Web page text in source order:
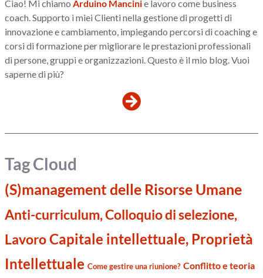
Ciao! Mi chiamoArduino Mancinie lavoro come business
coach. Supporto i miei Clienti nella gestione di progetti di
innovazione e cambiamento, impiegando percorsi di coaching e
corsi di formazione per migliorare le prestazioni professionali
di persone, gruppi e organizzazioni. Questo è il mio blog. Vuoi
saperne di più?
Tag Cloud
(S)management delle Risorse Umane
Anti-curriculum, Colloquio di selezione,
LavoroCapitale intellettuale, Proprietà
Intellettuale Come gestire una riunione? Conflitto e teoria